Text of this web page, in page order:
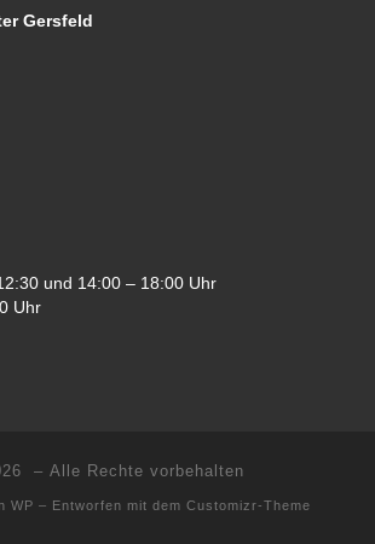
Gersfeld
und 14:00 – 18:00 Uhr
Uhr
– Alle Rechte vorbehalten
WP – Entworfen mit dem Customizr-Theme